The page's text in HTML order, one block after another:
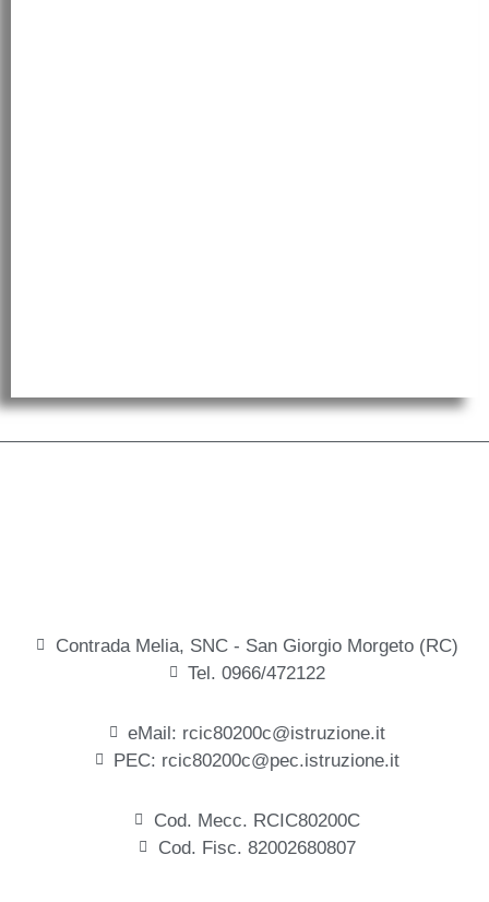
Contrada Melia, SNC - San Giorgio Morgeto (RC)
Tel. 0966/472122
eMail: rcic80200c@istruzione.it
PEC: rcic80200c@pec.istruzione.it
Cod. Mecc. RCIC80200C
Cod. Fisc. 82002680807